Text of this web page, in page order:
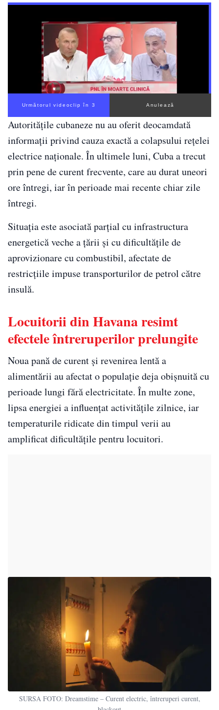
Următorul videoclip în 2 Anulează
Autoritățile cubaneze nu au oferit deocamdată
informații privind cauza exactă a colapsului rețelei
electrice naționale. În ultimele luni, Cuba a trecut
prin pene de curent frecvente, care au durat uneori
ore întregi, iar în perioade mai recente chiar zile
întregi.
Situația este asociată parțial cu infrastructura
energetică veche a țării și cu dificultățile de
aprovizionare cu combustibil, afectate de
restricțiile impuse transporturilor de petrol către
insulă.
Locuitorii din Havana resimt
efectele întreruperilor prelungite
Noua pană de curent și revenirea lentă a
alimentării au afectat o populație deja obișnuită cu
perioade lungi fără electricitate. În multe zone,
lipsa energiei a influențat activitățile zilnice, iar
temperaturile ridicate din timpul verii au
amplificat dificultățile pentru locuitori.
SURSA FOTO: Dreamstime – Curent electric, întreruperi curent,